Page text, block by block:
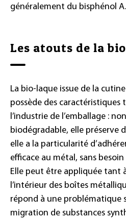
généralement du bisphénol A.
Les atouts de la
La bio-laque issue de la
possède des caractéristiques
l’industrie de l’emballage :
biodégradable, elle préserve
elle a la particularité
efficace au métal, sans
Elle peut être appliquée tant
l’intérieur des boîtes
répond à une problématique
migration de substances